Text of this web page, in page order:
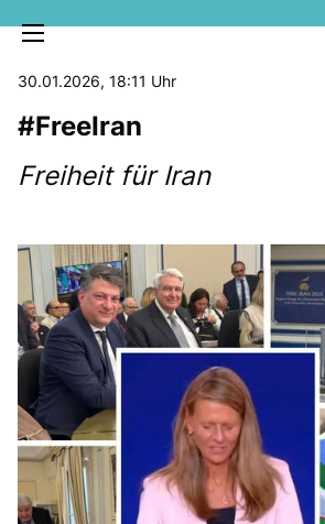
MELDUNGEN
SOZIALE MEDIEN
KLARTEXT
30.01.2026, 18:11 Uhr
#FreeIran
Freiheit für Iran